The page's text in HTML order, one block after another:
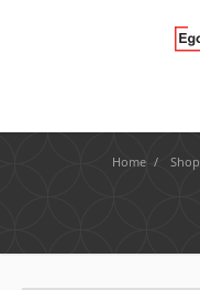
Home / Shop